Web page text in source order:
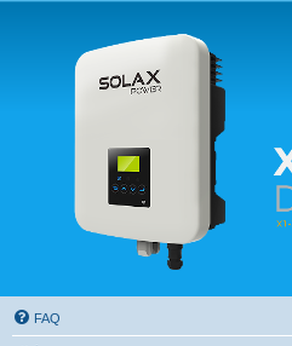
Solax FAQ
Lugar para intercambiar dudas sobre
FAQ